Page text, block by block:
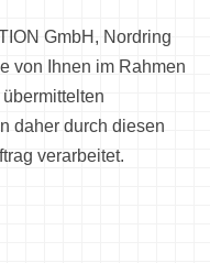
GmbH, Nordring
von Ihnen im Rahmen
daher durch diesen
verarbeitet.